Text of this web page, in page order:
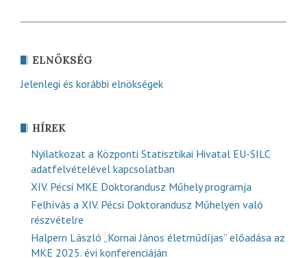
ELNÖKSÉG
Jelenlegi és korábbi elnökségek
HÍREK
Nyilatkozat a Központi Statisztikai Hivatal EU-SILC
adatfelvételével kapcsolatban
XIV. Pécsi MKE Doktorandusz Műhely programja
Felhívás a XIV. Pécsi Doktorandusz Műhelyen való
részvételre
Halpern László „Kornai János életműdíjas” előadása az
MKE 2025. évi konferenciáján